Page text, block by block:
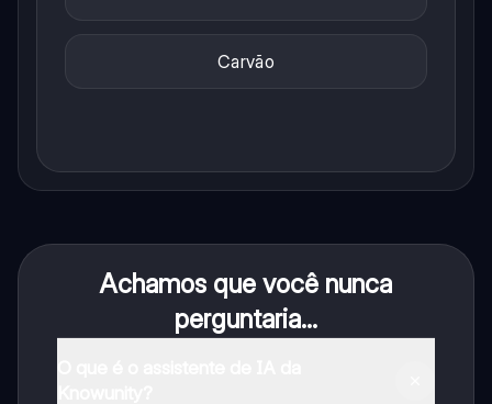
Carvão
Achamos que você nunca
perguntaria...